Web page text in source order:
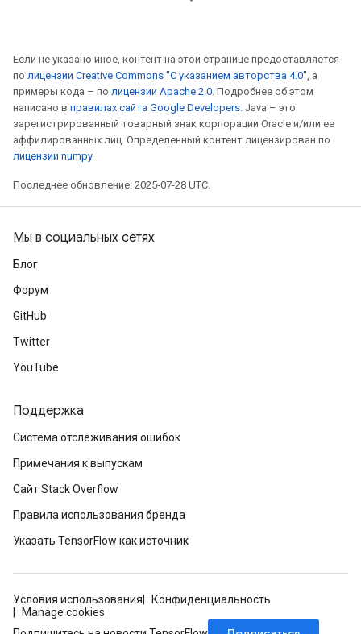
Если не указано иное, контент на этой странице предоставляется
по лицензии Creative Commons "С указанием авторства 4.0", а
примеры кода – по лицензии Apache 2.0. Подробнее об этом
написано в правилах сайта Google Developers. Java – это
зарегистрированный товарный знак корпорации Oracle и/или ее
аффилированных лиц. Определенный контент лицензирован по
лицензии numpy.
Последнее обновление: 2025-07-28 UTC.
Мы в социальных сетях
Блог
Форум
GitHub
Twitter
YouTube
Поддержка
Система отслеживания ошибок
Примечания к выпускам
Сайт Stack Overflow
Правила использования бренда
Указать TensorFlow как источник
Условия использования
Конфиденциальность
Manage cookies